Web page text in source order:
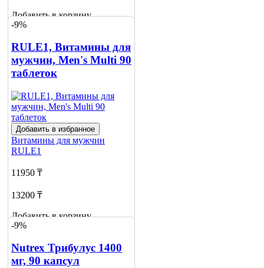
Добавить в корзину
-9%
RULE1, Витамины для
мужчин, Men's Multi 90
таблеток
Добавить в избранное
Витамины для мужчин
RULE1
11950 ₸
13200 ₸
Добавить в корзину
-9%
Nutrex Трибулус 1400
мг, 90 капсул